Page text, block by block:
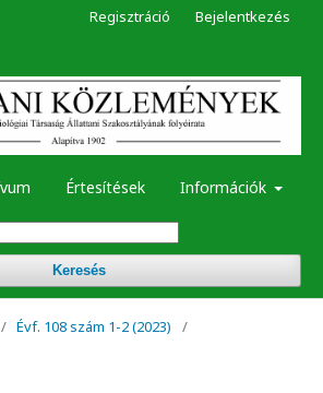
Értesítések Információk
Keresés
Regisztráció Bejelentkezés
/ Évf. 108 szám 1-2 (2023)
/